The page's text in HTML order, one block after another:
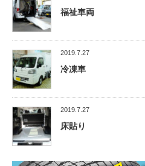
福祉車両
2019.7.27
冷凍車
2019.7.27
床貼り